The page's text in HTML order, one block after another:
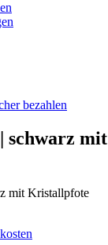
schwarz mit